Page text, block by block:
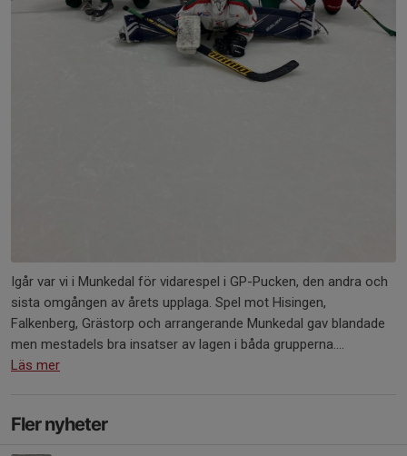
Igår var vi i Munkedal för vidarespel i GP-Pucken, den andra och
sista omgången av årets upplaga. Spel mot Hisingen,
Falkenberg, Grästorp och arrangerande Munkedal gav blandade
men mestadels bra insatser av lagen i båda grupperna....
Läs mer
Fler nyheter